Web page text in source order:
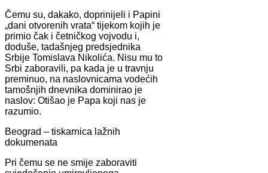
Čemu su, dakako, doprinijeli i Papini
„dani otvorenih vrata“ tijekom kojih je
primio čak i četničkog vojvodu i,
doduše, tadašnjeg predsjednika
Srbije Tomislava Nikolića. Nisu mu to
Srbi zaboravili, pa kada je u travnju
preminuo, na naslovnicama vodećih
tamošnjih dnevnika dominirao je
naslov: Otišao je Papa koji nas je
razumio.
Beograd – tiskarnica lažnih
dokumenata
Pri čemu se ne smije zaboraviti